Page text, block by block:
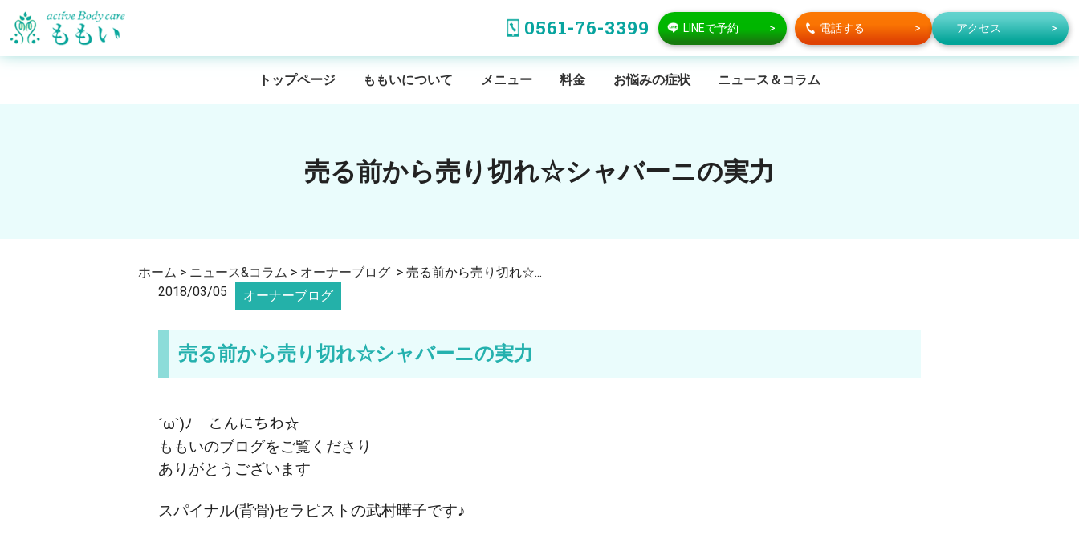
0561-76-3399 LINEで予約 電話する アクセス
トップページ ももいについて メニュー 料金 お悩みの症状 ニュース＆コラム
売る前から売り切れ☆シャバーニの実力
ホーム > ニュース&コラム > オーナーブログ > 売る前から売り切れ☆...
2018/03/05
オーナーブログ
売る前から売り切れ☆シャバーニの実力
´ω`)ﾉ こんにちわ☆
ももいのブログをご覧くださり
ありがとうございます
スパイナル(背骨)セラピストの武村曄子です♪